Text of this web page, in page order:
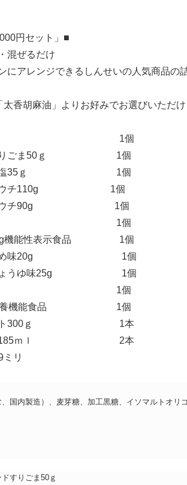
円セット」■
ぜるだけ
アレンジできるしんせいの人気商品の詰
香胡麻油」よりお好みでお選びいただ
なこ80g 1個
ドすりごま50ｇ 1個
金ごま塩35ｇ 1個
白パウチ110g 1個
ま金パウチ90g 1個
びごま50ｇ 1個
49g機能性表示食品 1個
かかうめ味20g 1個
かしょうゆ味25g 1個
ま白75ｇ 1個
ｇ栄養機能食品 1個
油ペット300ｇ 1本
ごま酢185ｍｌ 2本
リ
国内製造）、麦芽糖、加工黒糖、イソマルトオリ
ドすりごま50ｇ